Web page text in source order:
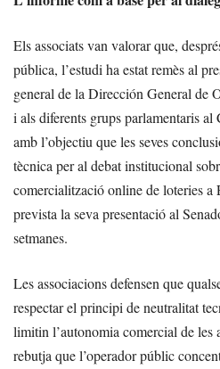
Els associats van valorar que,
pública, l’estudi ha estat remès al
general de la Dirección General de
i als diferents grups parlamentaris
amb l’objectiu que les seves
tècnica per al debat institucional
comercialització online de loteries
prevista la seva presentació al
setmanes.
Les associacions defensen que
respectar el principi de neutralitat
limitin l’autonomia comercial de les
rebutja que l’operador públic